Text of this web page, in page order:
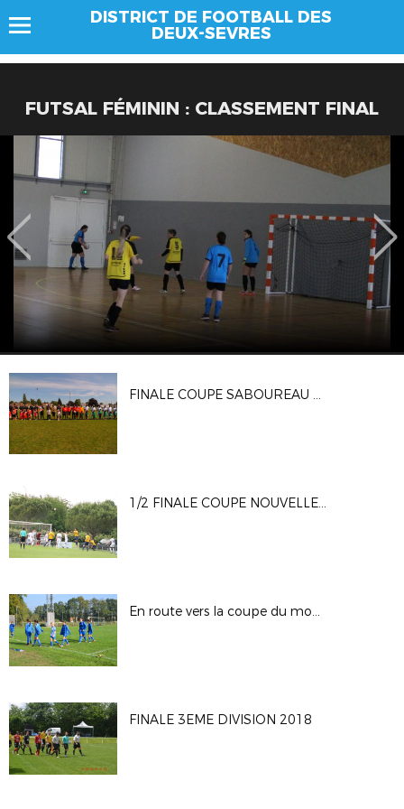
DISTRICT DE FOOTBALL DES
DEUX-SEVRES
FUTSAL FÉMININ : CLASSEMENT FINAL
FINALE COUPE SABOUREAU EDITION 2018 / 2019
1/2 FINALE COUPE NOUVELLE AQUITAINE U17 Niort St Florent - Pau
En route vers la coupe du monde féminine 2019
FINALE 3EME DIVISION 2018